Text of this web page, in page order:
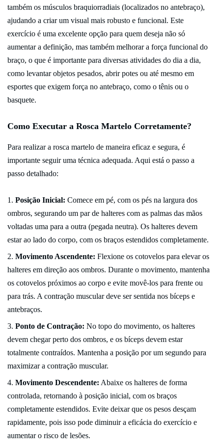
também os músculos braquiorradiais (localizados no antebraço),
ajudando a criar um visual mais robusto e funcional. Este
exercício é uma excelente opção para quem deseja não só
aumentar a definição, mas também melhorar a força funcional do
braço, o que é importante para diversas atividades do dia a dia,
como levantar objetos pesados, abrir potes ou até mesmo em
esportes que exigem força no antebraço, como o tênis ou o
basquete.
Como Executar a Rosca Martelo Corretamente?
Para realizar a rosca martelo de maneira eficaz e segura, é
importante seguir uma técnica adequada. Aqui está o passo a
passo detalhado:
Posição Inicial: Comece em pé, com os pés na largura dos
ombros, segurando um par de halteres com as palmas das mãos
voltadas uma para a outra (pegada neutra). Os halteres devem
estar ao lado do corpo, com os braços estendidos completamente.
Movimento Ascendente: Flexione os cotovelos para elevar os
halteres em direção aos ombros. Durante o movimento, mantenha
os cotovelos próximos ao corpo e evite movê-los para frente ou
para trás. A contração muscular deve ser sentida nos bíceps e
antebraços.
Ponto de Contração: No topo do movimento, os halteres
devem chegar perto dos ombros, e os bíceps devem estar
totalmente contraídos. Mantenha a posição por um segundo para
maximizar a contração muscular.
Movimento Descendente: Abaixe os halteres de forma
controlada, retornando à posição inicial, com os braços
completamente estendidos. Evite deixar que os pesos desçam
rapidamente, pois isso pode diminuir a eficácia do exercício e
aumentar o risco de lesões.